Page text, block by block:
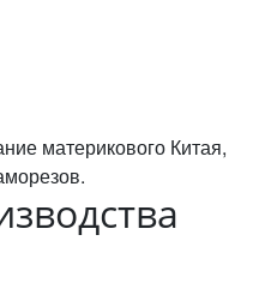
материкового Китая,